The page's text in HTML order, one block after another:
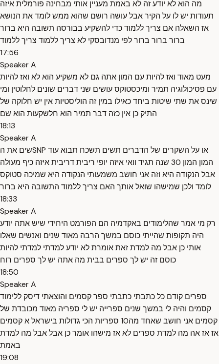
מה הוא לא יודע זה לא באמת מעניין אותי מבחינה פורמלית איזה
תעודות יש לו על הקיר אבל עושה רושם שהוא ממש לומד את הנושא
אז השאלה אם צריך ללמוד כדי להשקיע בבורסה תשובה היא ברור
ברור ברור ברור לפי מנדובסקי לא צריך ללמוד צריך ללמוד
17:56
Speaker A
מעט מאוד ואז להיות עם המון אתה גם לא משקיע הוא לא ואז להיות
עם פסיכולוגיה תמיר ומיכסטוקס עושים שני דברים שונים לחלוטין ומי
שינס את שתי שיטות ביחד כאילו במין זה הוליסטיות אין יש חלוקה של
התיק כן אין כזה דבר תמיר הוא חלשקעות הוא שם
18:13
Speaker A
שים את הSNP או על השקרים של הדברים תשים תשכח תבוא עוד
המון המון 30 שנה תגיד וואי איזה יופי ריבית דריבית איזה כיף מעולה
אבל הנקודה היא וזה אני חושב משמעותי הנקודה היא שמיכה סטוקס
לומד ולכן שמישהו שואל אותך האם צריך ללמוד התשובה היא ברור
18:33
Speaker A
רק מי אמר שהלימודים באקדמיה הם הפורמט היחידי שיש אתה יודע
היה תקופות שהייתי כוסם במשך הרבה מאוד שנים ואנשים שאלו
אותי כן אבל מה למדת זאת אומרת לא יודע למדתי למדתי להיות
כוסם זה יש לך ספרים בבית מה אתה יש לך ספרים רוח
18:50
Speaker A
ספרים קודם כל כתבתי כתבתי ספר קסמים והוצאתי דיסק ללימוד
קסמים והיה לי במשך שנים ספרייה יש לי ספריה מאוד מכובדת של
קסמים אני חושב שאחד מה10 ספריות הכי גדולות בישראל א קסמים
אז אז אה מה למדת ספרים לא אז מישהו אומר כן אבל אבל מה למדת
באמת
19:08